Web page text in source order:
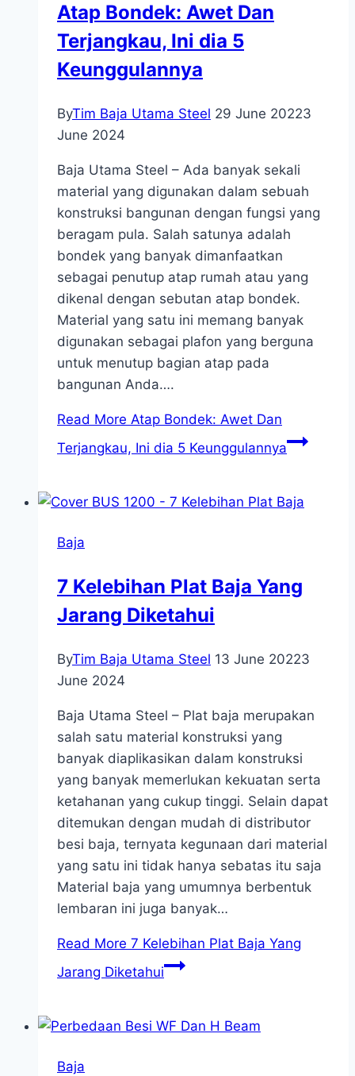
Atap Bondek: Awet Dan
Terjangkau, Ini dia 5
Keunggulannya
ByTim Baja Utama Steel 29 June 20223
June 2024
Baja Utama Steel – Ada banyak sekali
material yang digunakan dalam sebuah
konstruksi bangunan dengan fungsi yang
beragam pula. Salah satunya adalah
bondek yang banyak dimanfaatkan
sebagai penutup atap rumah atau yang
dikenal dengan sebutan atap bondek.
Material yang satu ini memang banyak
digunakan sebagai plafon yang berguna
untuk menutup bagian atap pada
bangunan Anda….
Read More Atap Bondek: Awet Dan
Terjangkau, Ini dia 5 Keunggulannya
Baja
7 Kelebihan Plat Baja Yang
Jarang Diketahui
ByTim Baja Utama Steel 13 June 20223
June 2024
Baja Utama Steel – Plat baja merupakan
salah satu material konstruksi yang
banyak diaplikasikan dalam konstruksi
yang banyak memerlukan kekuatan serta
ketahanan yang cukup tinggi. Selain dapat
ditemukan dengan mudah di distributor
besi baja, ternyata kegunaan dari material
yang satu ini tidak hanya sebatas itu saja
Material baja yang umumnya berbentuk
lembaran ini juga banyak…
Read More 7 Kelebihan Plat Baja Yang
Jarang Diketahui
Baja